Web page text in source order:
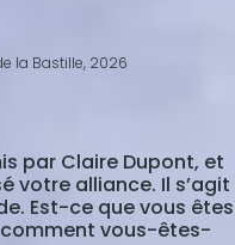
la Bastille, 2026
par Claire Dupont, et
votre alliance. Il s’agit
Est-ce que vous êtes
comment vous-êtes-